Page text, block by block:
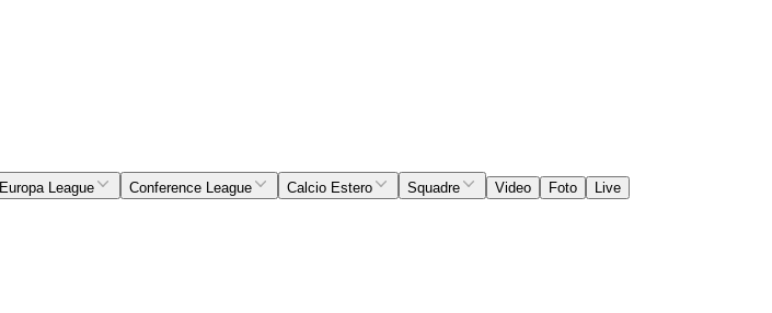
Europa League Conference League Calcio Estero Squadre Video Foto
Live